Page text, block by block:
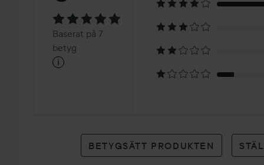
5Baserat
på
betyg
Baserat på 7
betyg
i
BETYGSÄTT PRODUKTEN